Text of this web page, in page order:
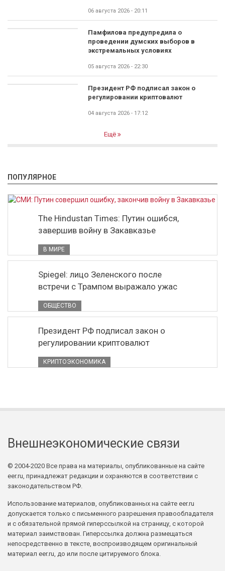
06 августа 2026 - 20:11
Памфилова предупредила о
проведении думских выборов в
экстремальных условиях
05 августа 2026 - 22:30
Президент РФ подписал закон о
регулировании криптовалют
04 августа 2026 - 17:12
Ещё
ПОПУЛЯРНОЕ
The Hindustan Times: Путин ошибся,
завершив войну в Закавказье
В МИРЕ
Spiegel: лицо Зеленского после
встречи с Трампом выражало ужас
ОБЩЕСТВО
Президент РФ подписал закон о
регулировании криптовалют
КРИПТОЭКОНОМИКА
Внешнеэкономические связи
© 2004-2020 Все права на материалы, опубликованные на сайте
eer.ru, принадлежат редакции и охраняются в соответствии с
законодательством РФ.
Использование материалов, опубликованных на сайте eer.ru
допускается только с письменного разрешения правообладателя
и с обязательной прямой гиперссылкой на страницу, с которой
материал заимствован. Гиперссылка должна размещаться
непосредственно в тексте, воспроизводящем оригинальный
материал eer.ru, до или после цитируемого блока.